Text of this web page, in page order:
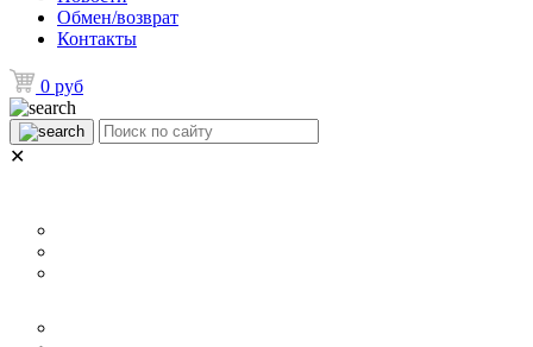
Обмен/возврат
Контакты
0 руб
✕